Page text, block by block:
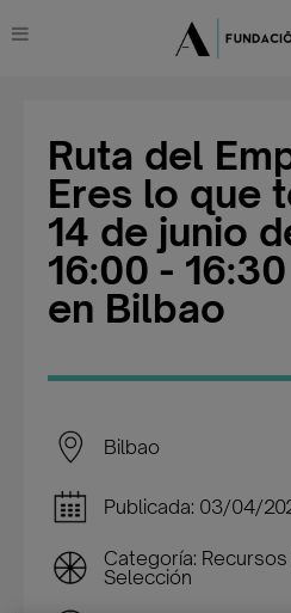
Ruta del
Eres lo que
14 de junio
16:00 -
en Bilbao
Bilbao
Publicada: 03/04/
Categoría:
Selección